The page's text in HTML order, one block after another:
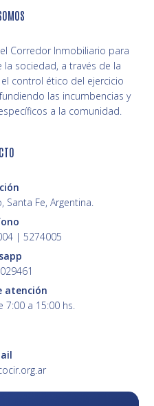
Corredor Inmobiliario para
sociedad, a través de la
control ético del ejercicio
las incumbencias y
a la comunidad.
Santa Fe, Argentina.
| 5274005
atención
7:00 a 15:00 hs.